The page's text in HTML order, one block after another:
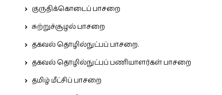
குருதிக்கொடைப் பாசறை
சுற்றுச்சூழல் பாசறை
தகவல் தொழில்நுட்பப் பாசறை.
தகவல் தொழில்நுட்பப் பணியாளர்கள் பாசறை
தமிழ் மீட்சிப் பாசறை